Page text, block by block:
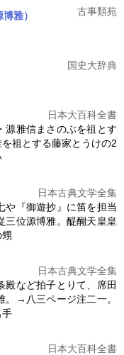
雅）
古事類苑
国史大辞典
日本大百科全書
源雅信まさのぶを祖とす
を祖とする藤家とうけの2
日本古典文学全集
や『御遊抄』に笛を担当
三位源博雅。醍醐天皇皇
日本古典文学全集
殿など拍子とりて、席田
。→八三ページ注二一。
手
日本大百科全書